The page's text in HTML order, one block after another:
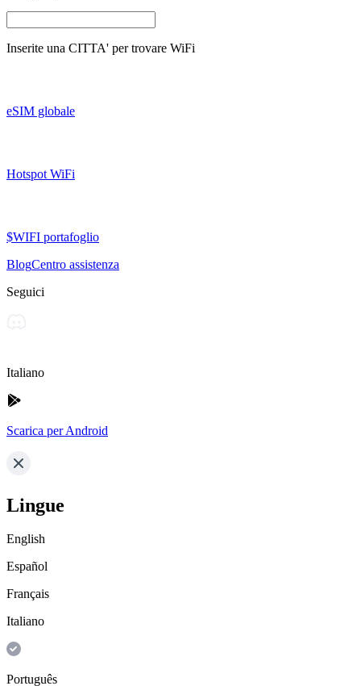
Inserite una CITTA' per trovare WiFi
eSIM globale
Hotspot WiFi
$WIFI portafoglio
BlogCentro assistenza
Seguici
Italiano
Scarica per Android
Lingue
English
Español
Français
Italiano
Português